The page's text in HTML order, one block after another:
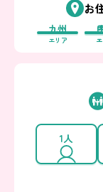
お
九州
エリア
1人